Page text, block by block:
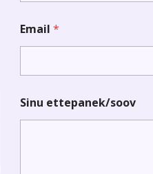
i
n
u
i
u
Email *
Sinu ettepanek/soov